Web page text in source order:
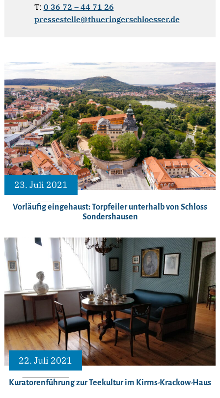
T: 0 36 72 – 44 71 26
pressestelle@thueringerschloesser.de
23. Juli 2021
Vorläufig eingehaust: Torpfeiler unterhalb von Schloss
Sondershausen
22. Juli 2021
Kuratorenführung zur Teekultur im Kirms-Krackow-Haus